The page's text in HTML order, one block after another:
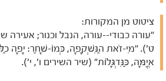
ציטוט מן המקורות:
"עורה כבודי--עורה, הנבל וכנור; אעירה
ט'). "מִי-זֹאת הַנִּשְׁקָפָה, כְּמוֹ-שָׁחַר: יָפָה
אֲיֻמָּה, כַּנִּדְגָּלוֹת" (שיר השירים ו', י').